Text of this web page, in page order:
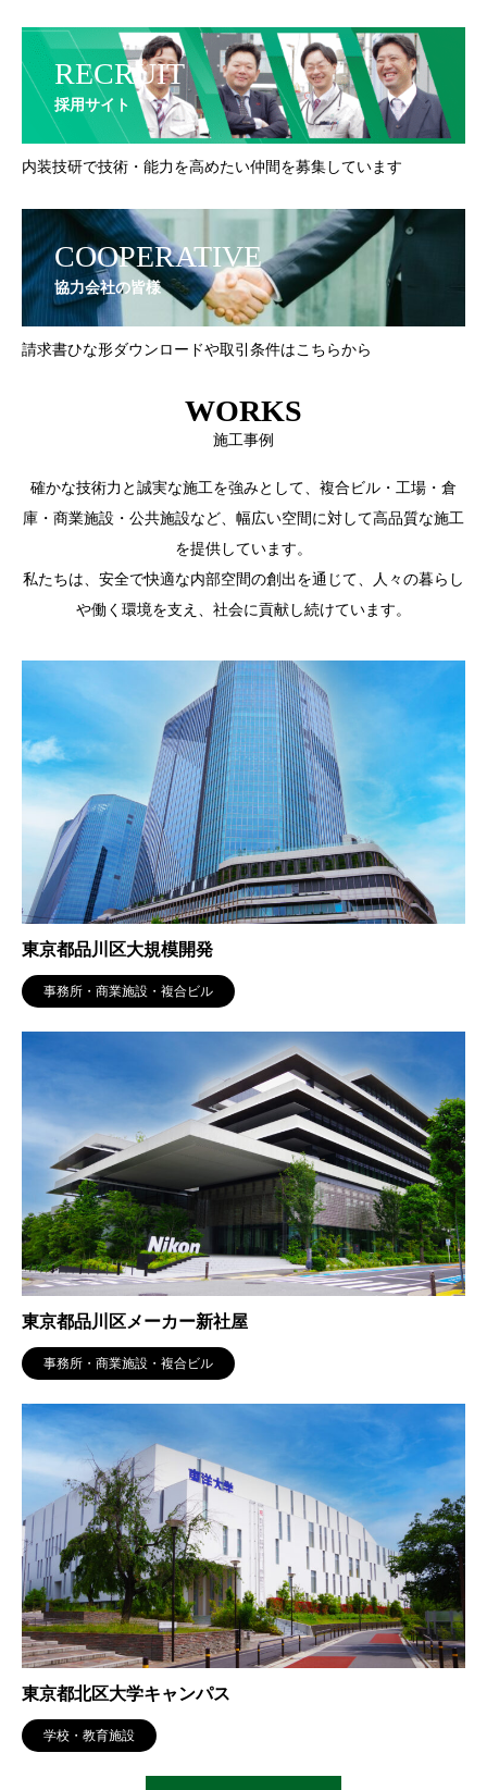
RECRUIT
採用サイト
内装技研で技術・能力を高めたい仲間を募集しています
COOPERATIVE
協力会社の皆様
請求書ひな形ダウンロードや取引条件はこちらから
WORKS
施工事例
確かな技術力と誠実な施工を強みとして、複合ビル・工場・倉
庫・商業施設・公共施設など、幅広い空間に対して高品質な施工
を提供しています。
私たちは、安全で快適な内部空間の創出を通じて、人々の暮らし
や働く環境を支え、社会に貢献し続けています。
東京都品川区大規模開発
事務所・商業施設・複合ビル
東京都品川区メーカー新社屋
事務所・商業施設・複合ビル
東京都北区大学キャンパス
学校・教育施設